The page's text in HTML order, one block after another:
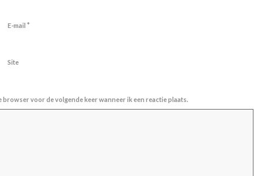
E-mail *
Site
browser voor de volgende keer wanneer ik een reactie plaats.